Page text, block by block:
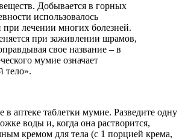
Добывается в горных
использовалось
при лечении многих болезней.
при заживлении шрамов,
свое название – в
мумие означает
тело».
в аптеке таблетки мумие. Разведите одну
воды и, когда она растворится,
кремом для тела (с 1 порцией крема,